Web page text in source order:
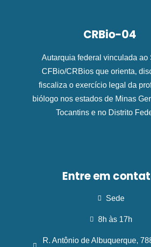
CRBio-04
Autarquia federal vinculada ao
CFBio/CRBios que orienta,
fiscaliza o exercício legal da
biólogo nos estados de Minas
Tocantins e no Distrito
Entre em
Sede
8h às 17h
R. Antônio de Albuquerque,